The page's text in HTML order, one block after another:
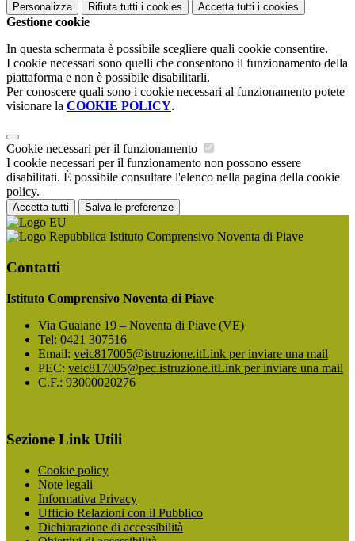
Personalizza Rifiuta tutti i cookies Accetta tutti i cookies
Gestione cookie
In questa schermata è possibile scegliere quali cookie consentire.
I cookie necessari sono quelli che consentono il funzionamento della
piattaforma e non è possibile disabilitarli.
Per conoscere quali sono i cookie necessari al funzionamento potete
visionare la COOKIE POLICY.
Cookie necessari per il funzionamento
I cookie necessari per il funzionamento non possono essere
disabilitati. È possibile consultare l'elenco nella pagina della cookie
policy.
Accetta tutti Salva le preferenze
Istituto Comprensivo Noventa di Piave
Contatti
Istituto Comprensivo Noventa di Piave
Via Guaiane 19 – Noventa di Piave (VE)
Tel: 0421 307516
Email: veic817005@istruzione.itLink per inviare una mail
PEC: veic817005@pec.istruzione.itLink per inviare una mail
C.F.: 93000020276
Sezione Link Utili
Cookie policy
Note legali
Informativa Privacy
Ufficio Relazioni con il Pubblico
Dichiarazione di accessibilità